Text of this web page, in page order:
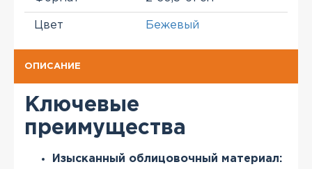
Цвет Бежевый
ОПИСАНИЕ
Ключевые
преимущества
Изысканный облицовочный материал: